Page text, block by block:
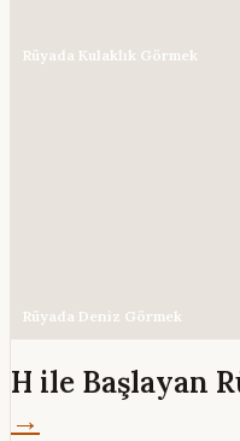
Rüyada Kulaklık Görmek
Rüyada Deniz Görmek
H ile Başlayan
→